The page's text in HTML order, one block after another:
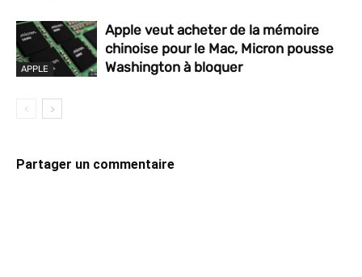
APPLE
Apple veut acheter de la mémoire
chinoise pour le Mac, Micron pousse
Washington à bloquer
Partager un commentaire